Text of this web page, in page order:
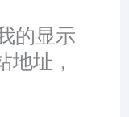
的显示
地址，